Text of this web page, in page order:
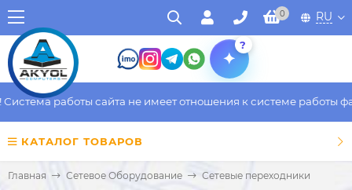
0 RU
?
работы сайта не имеет отношения к системе работы
КАТАЛОГ ТОВАРОВ
Главная Сетевое Оборудование Сетевые переходники